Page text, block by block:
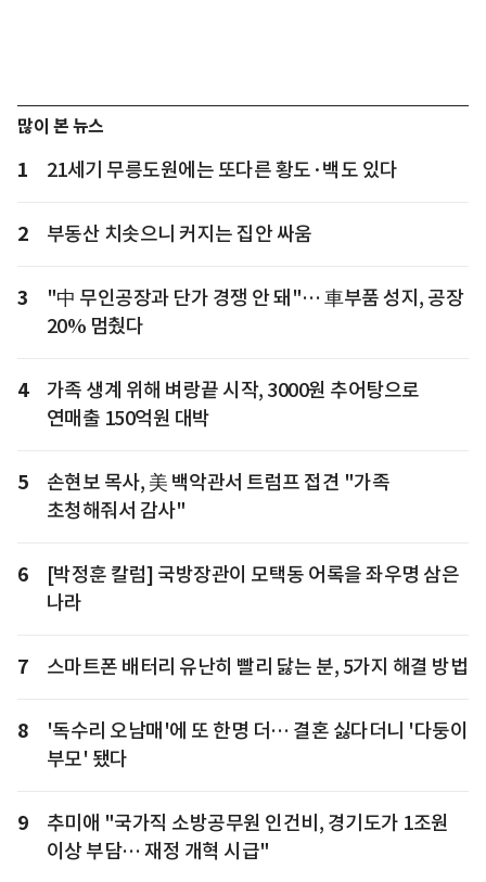
많이 본 뉴스
1 21세기 무릉도원에는 또다른 황도·백도 있다
2 부동산 치솟으니 커지는 집안 싸움
3
"中 무인공장과 단가 경쟁 안 돼"… 車부품 성지, 공장
20% 멈췄다
4
가족 생계 위해 벼랑끝 시작, 3000원 추어탕으로
연매출 150억원 대박
5
손현보 목사, 美 백악관서 트럼프 접견 "가족
초청해줘서 감사"
6
[박정훈 칼럼] 국방장관이 모택동 어록을 좌우명 삼은
나라
7 스마트폰 배터리 유난히 빨리 닳는 분, 5가지 해결 방법
8
'독수리 오남매'에 또 한명 더… 결혼 싫다더니 '다둥이
부모' 됐다
9
추미애 "국가직 소방공무원 인건비, 경기도가 1조원
이상 부담… 재정 개혁 시급"